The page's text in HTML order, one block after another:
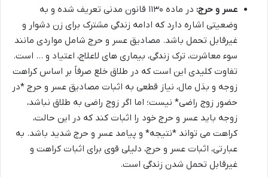
عسر و حرج:
در ماده ۱۱۳۰ قانون مدنی تعریف شده و به
وضعیتی اشاره دارد که ادامه زندگی مشترک برای زن دشوار و
غیرقابل تحمل باشد. مصادیق عسر و حرج شامل مواردی مانند
سوء معاشرت، ترک زندگی، بیماری های لاعلاج، اعتیاد و … است.
تفاوت کلیدی این است که در طلاق خلع صرفاً بر اساس کراهت
زوجه و بذل مال، نیاز قطعی به اثبات مصادیق عسر و حرج *در
حضور زوج راضی* نیست؛ اما اگر زوج راضی به طلاق نباشد،
زوجه باید عسر و حرج خود را اثبات کند که در این حالت،
کراهت می تواند *نتیجه* و پیامد عسر و حرج شدید باشد. به
عبارتی، اثبات عسر و حرج، دلیلی قوی برای اثبات کراهت و
غیرقابل تحمل شدن زندگی است.